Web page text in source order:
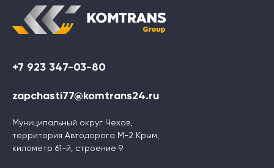
+7 923 347-03-80
zapchasti77@komtrans24.ru
Муниципальный округ Чехов,
территория Автодорога М-2 Крым,
километр 61-й, строение 9